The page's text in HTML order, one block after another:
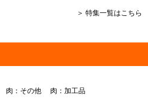
＞ 特集一覧はこちら
肉：その他 肉：加工品